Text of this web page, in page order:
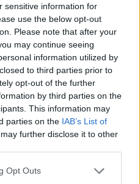
sensitive information for
use the below opt-out
Please note that after your
may continue seeing
information utilized by
to third parties prior to
opt-out of the further
by third parties on the
This information may
parties on the IAB’s List of
further disclose it to other
Opt Outs
Galaxy Z αποσπά θετικές
media στην Ευρώπη
ημέρες ago
για τα αναδιπλούμενα
4 ημέρες ago
4 ημέρες ago